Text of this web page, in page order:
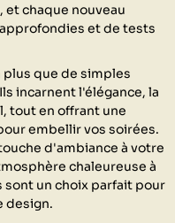
chaque nouveau
et de tests
plus que de simples
incarnent l'élégance, la
tout en offrant une
embellir vos soirées.
d'ambiance à votre
chaleureuse à
un choix parfait pour
design.